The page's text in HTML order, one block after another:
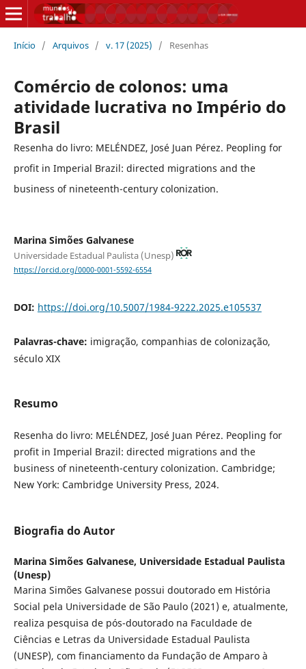
Início / Arquivos / v. 17 (2025) / Resenhas
Comércio de colonos: uma
atividade lucrativa no Império do
Brasil
Resenha do livro: MELÉNDEZ, José Juan Pérez. Peopling for
profit in Imperial Brazil: directed migrations and the
business of nineteenth-century colonization.
Marina Simões Galvanese
Universidade Estadual Paulista (Unesp)
https://orcid.org/0000-0001-5592-6554
DOI: https://doi.org/10.5007/1984-9222.2025.e105537
Palavras-chave: imigração, companhias de colonização,
século XIX
Resumo
Resenha do livro: MELÉNDEZ, José Juan Pérez. Peopling for
profit in Imperial Brazil: directed migrations and the
business of nineteenth-century colonization. Cambridge;
New York: Cambridge University Press, 2024.
Biografia do Autor
Marina Simões Galvanese, Universidade Estadual Paulista
(Unesp)
Marina Simões Galvanese possui doutorado em História
Social pela Universidade de São Paulo (2021) e, atualmente,
realiza pesquisa de pós-doutorado na Faculdade de
Ciências e Letras da Universidade Estadual Paulista
(UNESP), com financiamento da Fundação de Amparo à